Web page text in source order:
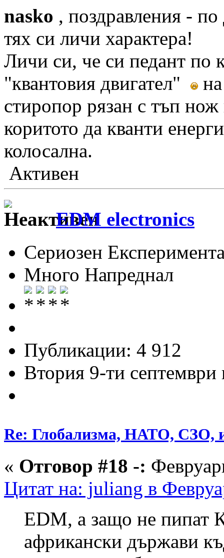
nasko , поздравления - по
тях си личи характера!
Личи си, че си педант по
"квантовия двигател"
стиропор рязан с тъп нож
коритото да кванти
колосална.
Активен
EDM electronics
Сериозен
Много Напреднал
Публикации: 4 912
Втория 9-ти
Re: Глобализма, НАТО, СЗО, и
« Отговор #18 -:
Цитат на: juliang в
EDM, а защо не пипат
африкански държави